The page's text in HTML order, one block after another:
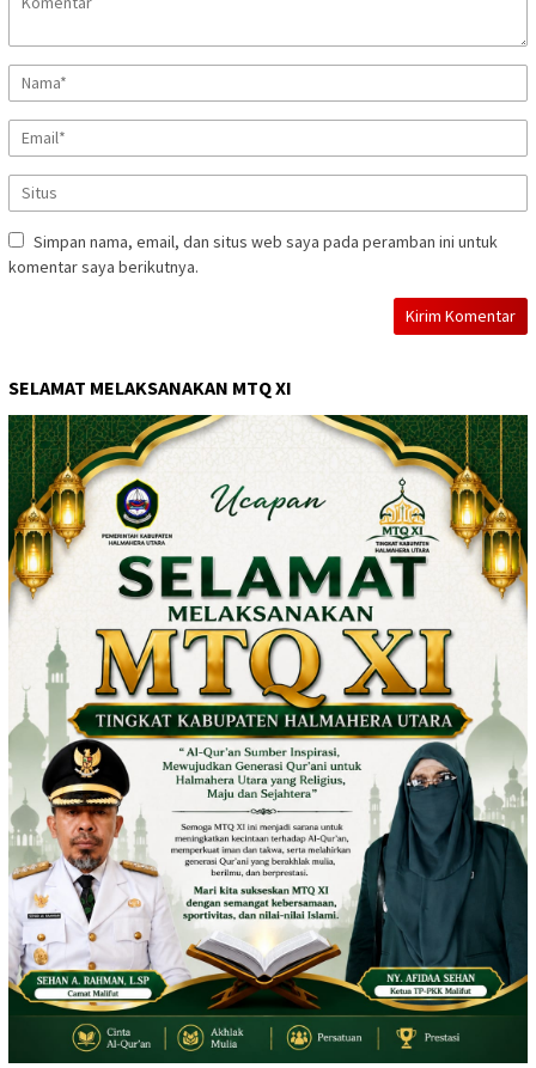
Simpan nama, email, dan situs web saya pada peramban ini untuk
komentar saya berikutnya.
SELAMAT MELAKSANAKAN MTQ XI